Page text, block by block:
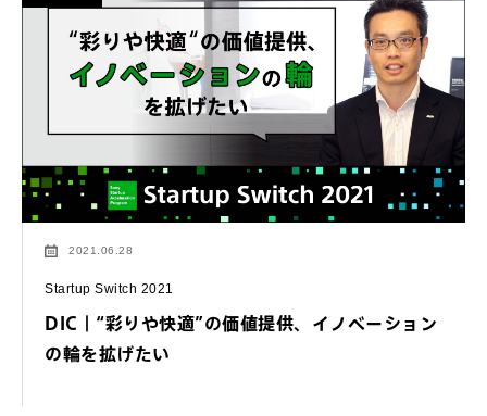
2021.06.28
Startup Switch 2021
DIC｜“彩りや快適”の価値提供、イノベーション
の輪を拡げたい